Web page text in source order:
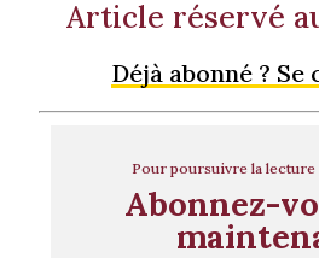
Article réservé
Déjà abonné ?
Pour poursuivre la
Abonnez-